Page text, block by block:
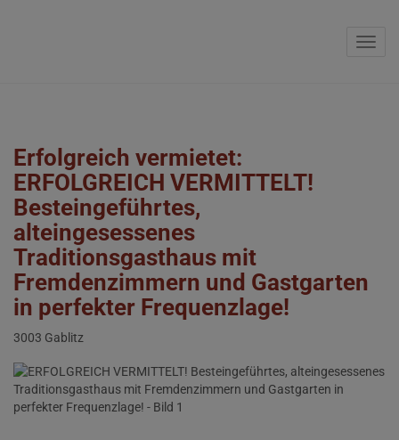
Erfolgreich vermietet:
ERFOLGREICH VERMITTELT!
Besteingeführtes,
alteingesessenes
Traditionsgasthaus mit
Fremdenzimmern und Gastgarten
in perfekter Frequenzlage!
3003 Gablitz